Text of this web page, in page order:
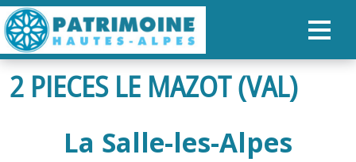
ACCUEIL
NOS PARCOURS
2 PIECES LE MAZOT (VAL)
La Salle-les-Alpes